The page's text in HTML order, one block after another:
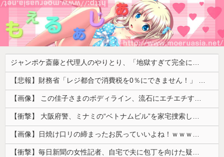
ジャンポケ斎藤と代理人のやりとり、「地獄すぎて完全にコントになってる……」と衝撃を受ける人が続出中
【悲報】財務省「レジ都合で消費税を0％にできません！」 → X民「指定ゴミ袋を買ってレシート見たら消費税はゼロになるんだけど？」ｗｗｗｗｗｗｗｗｗｗｗｗｗｗ
【画像】 この佳子さまのボディライン、流石にエチエチすぎやろ！
【衝撃】 大阪府警、ミナミの“ベトナムビル”を家宅捜索した結果・・・・・・
【画像】日焼け口リの締まったお尻っていいよね！ｗｗｗｗｗ
【衝撃】毎日新聞の女性記者、自宅で夫に包丁を向けた疑いで逮捕